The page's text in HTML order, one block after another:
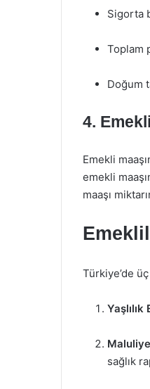
Sigorta
Toplam
Doğum
4.
Emekli
emekli
maaşı
Türkiye’de
Yaşlılık
sağlık